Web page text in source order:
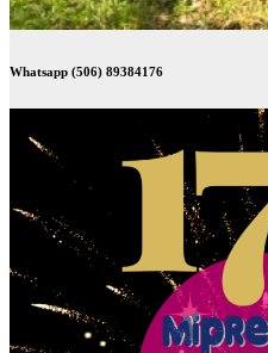
Whatsapp (506) 89384176